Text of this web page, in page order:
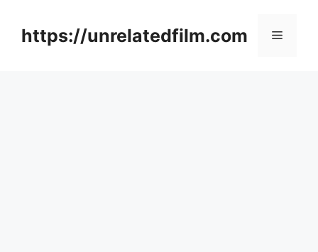
contenthttps://unrelatedfilm.com Menu